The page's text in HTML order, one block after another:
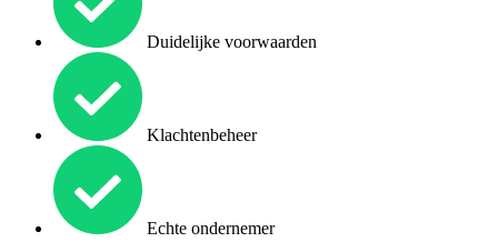
Duidelijke voorwaarden
Klachtenbeheer
Echte ondernemer